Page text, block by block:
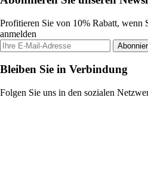
Profitieren Sie von 10% Rabatt, wenn
anmelden
Bleiben Sie in Verbindung
Folgen Sie uns in den sozialen